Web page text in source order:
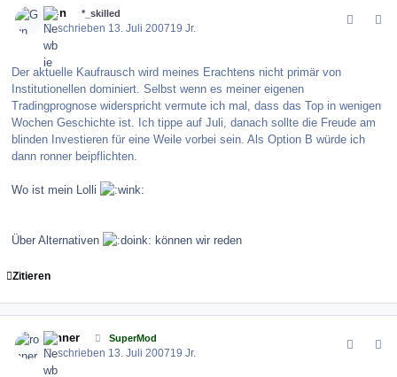
Gun *_skilled
Geschrieben 13. Juli 200719 Jr.
Der aktuelle Kaufrausch wird meines Erachtens nicht primär von
Institutionellen dominiert. Selbst wenn es meiner eigenen
Tradingprognose widerspricht vermute ich mal, dass das Top in wenigen
Wochen Geschichte ist. Ich tippe auf Juli, danach sollte die Freude am
blinden Investieren für eine Weile vorbei sein. Als Option B würde ich
dann ronner beipflichten.
Wo ist mein Lolli
Über Alternativen können wir reden
Zitieren
ronner SuperMod
Geschrieben 13. Juli 200719 Jr.